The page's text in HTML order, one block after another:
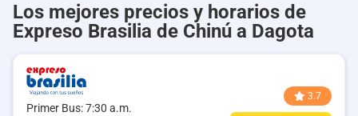
Los mejores precios y horarios de
Expreso Brasilia de Chinú a Dagota
Primer Bus: 7:30 a.m.
3.7